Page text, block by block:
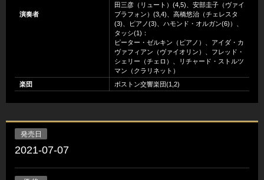
演奏者
田三彦（リュート）(4,5)、安部圭子（ヴァイ
ブラフォン）(3,4)、高橋悠治（チェレスタ
(3)、ピアノ(3)、ハモンド・オルガン(6)）、
タッシ(1)：
ピーター・ゼルキン（ピアノ）、アイダ・カ
ヴァフィアン（ヴァイオリン）、フレッド・
シェリー（チェロ）、リチャード・ストルツ
マン（クラリネット）
楽団
ボストン交響楽団(1,2)
発売日
2021-07-07